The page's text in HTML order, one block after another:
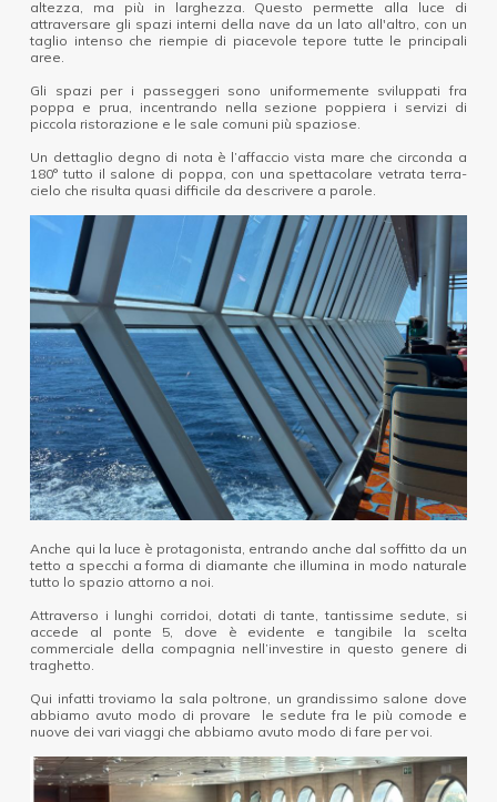
altezza, ma più in larghezza. Questo permette alla luce di
attraversare gli spazi interni della nave da un lato all'altro, con un
taglio intenso che riempie di piacevole tepore tutte le principali
aree.
Gli spazi per i passeggeri sono uniformemente sviluppati fra
poppa e prua, incentrando nella sezione poppiera i servizi di
piccola ristorazione e le sale comuni più spaziose.
Un dettaglio degno di nota è l’affaccio vista mare che circonda a
180° tutto il salone di poppa, con una spettacolare vetrata terra-
cielo che risulta quasi difficile da descrivere a parole.
Anche qui la luce è protagonista, entrando anche dal soffitto da un
tetto a specchi a forma di diamante che illumina in modo naturale
tutto lo spazio attorno a noi.
Attraverso i lunghi corridoi, dotati di tante, tantissime sedute, si
accede al ponte 5, dove è evidente e tangibile la scelta
commerciale della compagnia nell’investire in questo genere di
traghetto.
Qui infatti troviamo la sala poltrone, un grandissimo salone dove
abbiamo avuto modo di provare le sedute fra le più comode e
nuove dei vari viaggi che abbiamo avuto modo di fare per voi.